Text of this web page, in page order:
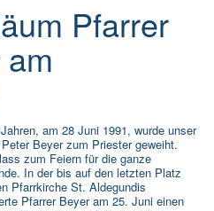
Pfarrer
am 28 Juni 1991, wurde unser
Beyer zum Priester geweiht.
zum Feiern für die ganze
In der bis auf den letzten Platz
Pfarrkirche St. Aldegundis
Pfarrer Beyer am 25. Juni einen